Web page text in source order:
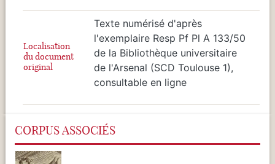
Localisation
du document
original
Texte numérisé d'après
l'exemplaire Resp Pf Pl A 133/50
de la Bibliothèque universitaire
de l'Arsenal (SCD Toulouse 1),
consultable en ligne
CORPUS ASSOCIÉS